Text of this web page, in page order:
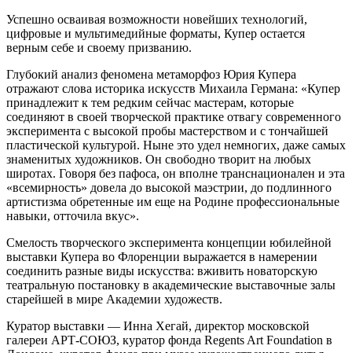
Успешно осваивая возможности новейших технологий,
цифровые и мультимедийные форматы, Купер остается
верным себе и своему призванию.
Глубокий анализ феномена метаморфоз Юрия Купера
отражают слова историка искусств Михаила Германа: «Купер
принадлежит к тем редким сейчас мастерам, которые
соединяют в своей творческой практике отвагу современного
эксперимента с высокой пробы мастерством и с тончайшей
пластической культурой. Ныне это удел немногих, даже самых
знаменитых художников. Он свободно творит на любых
широтах. Говоря без пафоса, он вполне транснационален и эта
«всемирность» довела до высокой маэстрии, до подлинного
артистизма обретенные им еще на Родине профессиональные
навыки, отточила вкус».
Смелость творческого эксперимента концепции юбилейной
выставки Купера во Флоренции выражается в намерении
соединить разные виды искусства: вживить новаторскую
театральную постановку в академические выставочные залы
старейшей в мире Академии художеств.
Куратор выставки — Инна Хегай, директор московской
галереи АРТ-СОЮЗ, куратор фонда Regents Art Foundation в